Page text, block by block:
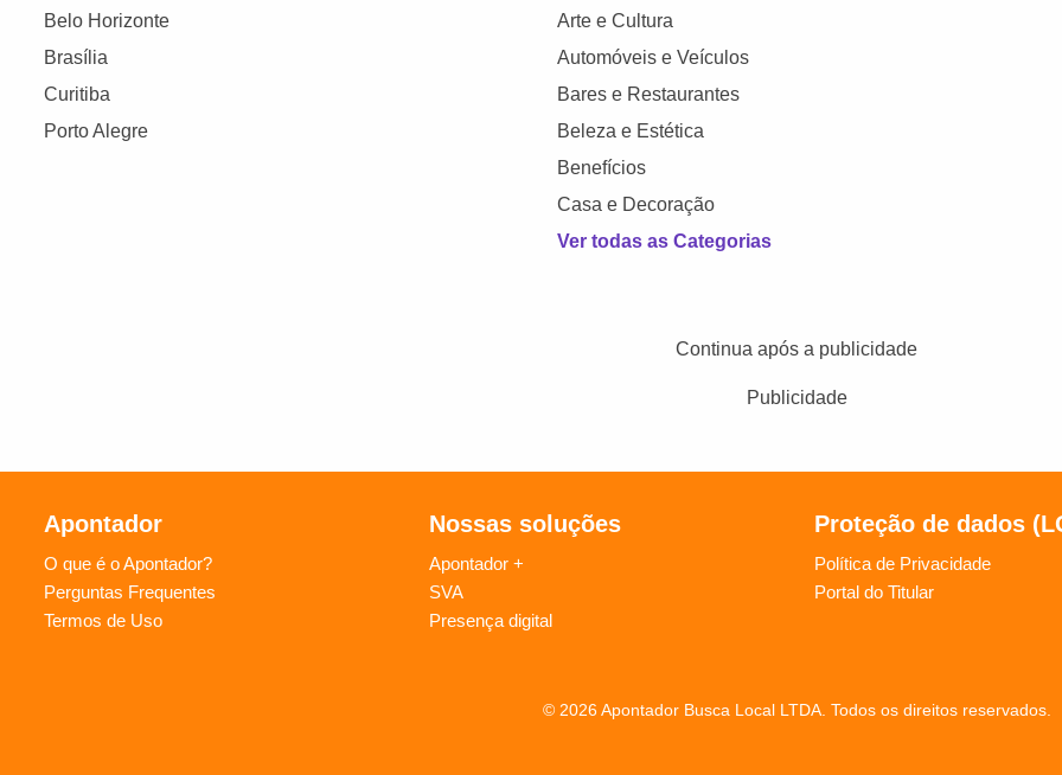
Belo Horizonte
Brasília
Curitiba
Porto Alegre
Arte e Cultura
Automóveis e Veículos
Bares e Restaurantes
Beleza e Estética
Benefícios
Casa e Decoração
Ver todas as Categorias
Continua após a publicidade
Publicidade
Apontador
O que é o Apontador?
Perguntas Frequentes
Termos de Uso
Nossas soluções
Apontador +
SVA
Presença digital
Proteção de dados
Política de Privacidade
Portal do Titular
© 2026 Apontador Busca Local LTDA. Todos os direitos reservados.